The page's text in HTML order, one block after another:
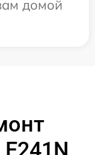
домой